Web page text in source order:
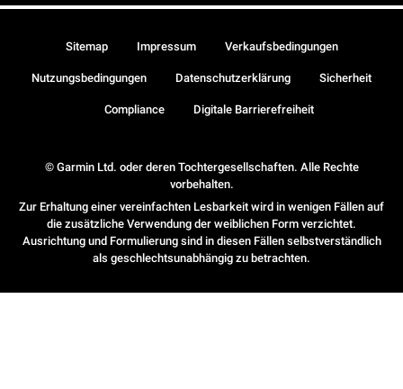
© Garmin Ltd. oder deren Tochtergesellschaften. Alle Rechte
vorbehalten.
Zur Erhaltung einer vereinfachten Lesbarkeit wird in wenigen Fällen auf
die zusätzliche Verwendung der weiblichen Form verzichtet.
Ausrichtung und Formulierung sind in diesen Fällen selbstverständlich
als geschlechtsunabhängig zu betrachten.
Sitemap Impressum Verkaufsbedingungen
Nutzungsbedingungen Datenschutzerklärung Sicherheit
Compliance Digitale Barrierefreiheit